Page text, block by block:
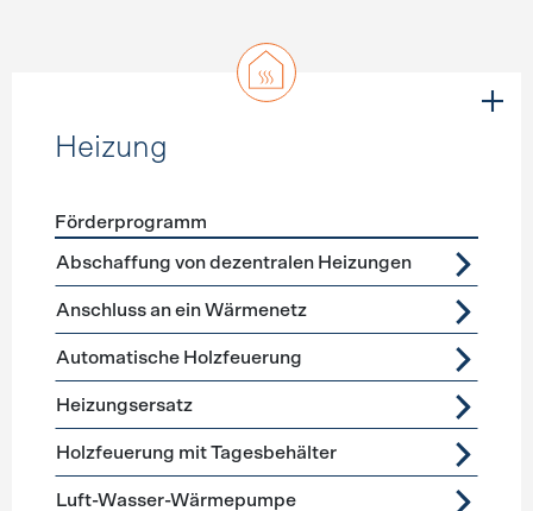
Heizung
Förderprogramme Heizung
Förderprogramm
Abschaffung von dezentralen Heizungen
Anschluss an ein Wärmenetz
Automatische Holzfeuerung
Heizungsersatz
Holzfeuerung mit Tagesbehälter
Luft-Wasser-Wärmepumpe